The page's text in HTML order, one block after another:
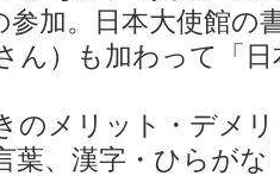
加。日本大使館の
ん）も加わって「
のメリット・デメ
葉、漢字・ひらが